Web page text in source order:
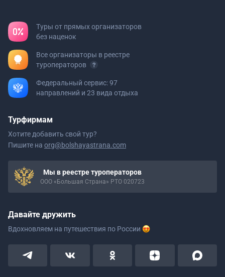
Туры от прямых организаторов
без наценок
Все организаторы в реестре
туроператоров
Федеральный сервис: 97
направлений и 23 вида отдыха
Турфирмам
Хотите добавить свой тур?
Пишите на org@bolshayastrana.com
Мы в реестре туроператоров
ООО «Большая Страна» РТО 020723
Давайте дружить
Вдохновляем на путешествия по России